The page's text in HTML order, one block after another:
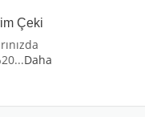
Çeki
...Daha